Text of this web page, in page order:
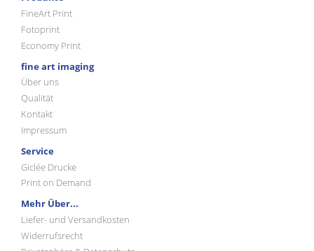
FineArt Print
Fotoprint
Economy Print
fine art imaging
Über uns
Qualität
Kontakt
Impressum
Service
Giclée Drucke
Print on Demand
Mehr Über...
Liefer- und Versandkosten
Widerrufsrecht